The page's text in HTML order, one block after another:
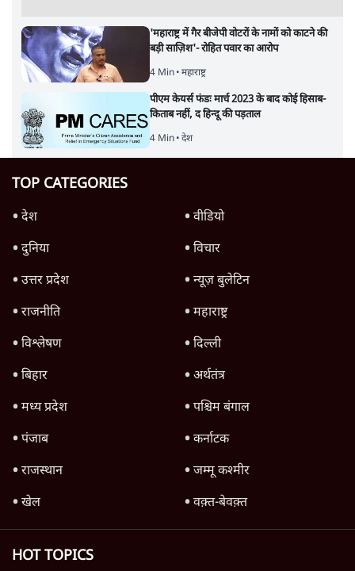
'महाराष्ट्र में गैर बीजेपी वोटरों के नामों को काटने की
बड़ी साज़िश'- रोहित पवार का आरोप
4 Min• महाराष्ट्र
पीएम केयर्स फंडः मार्च 2023 के बाद कोई हिसाब-
किताब नहीं, द हिन्दू की पड़ताल
4 Min• देश
TOP CATEGORIES
देश
वीडियो
दुनिया
विचार
उत्तर प्रदेश
न्यूज़ बुलेटिन
राजनीति
महाराष्ट्र
विश्लेषण
दिल्ली
बिहार
अर्थतंत्र
मध्य प्रदेश
पश्चिम बंगाल
पंजाब
कर्नाटक
राजस्थान
जम्मू कश्मीर
खेल
वक़्त-बेवक़्त
HOT TOPICS